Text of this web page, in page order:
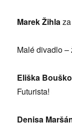
Marek Žihla
Malé divadlo –
Eliška
Futurista!
Denisa